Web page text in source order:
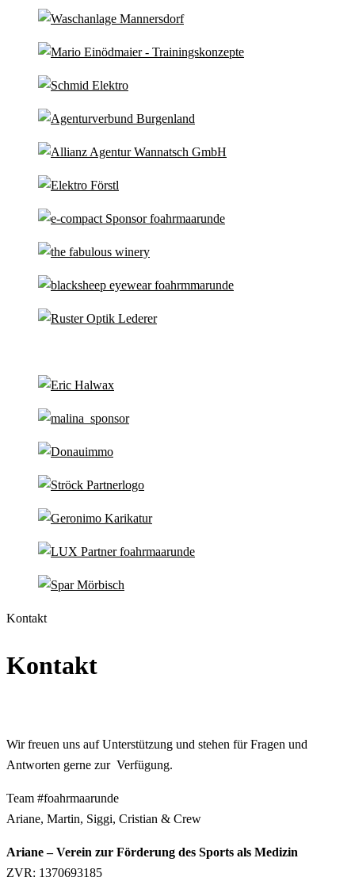
Kontakt
Kontakt
Wir freuen uns auf Unterstützung und stehen für Fragen und
Antworten gerne zur Verfügung.
Team #foahrmaarunde
Ariane, Martin, Siggi, Cristian & Crew
Ariane – Verein zur Förderung des Sports als Medizin
ZVR: 1370693185